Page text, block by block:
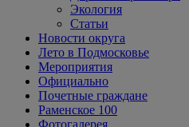
Экология
Статьи
Новости округа
Лето в Подмосковье
Мероприятия
Официально
Почетные граждане
Раменское 100
Фотогалерея